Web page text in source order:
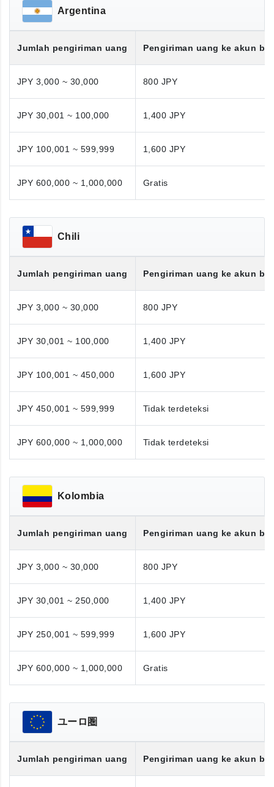
Argentina
Jumlah pengiriman uang Pengiriman uang ke akun
JPY 3,000 ~ 30,000 800 JPY
JPY 30,001 ~ 100,000 1,400 JPY
JPY 100,001 ~ 599,999 1,600 JPY
JPY 600,000 ~ 1,000,000 Gratis
Chili
Jumlah pengiriman uang Pengiriman uang ke akun
JPY 3,000 ~ 30,000 800 JPY
JPY 30,001 ~ 100,000 1,400 JPY
JPY 100,001 ~ 450,000 1,600 JPY
JPY 450,001 ~ 599,999 Tidak terdeteksi
JPY 600,000 ~ 1,000,000 Tidak terdeteksi
Kolombia
Jumlah pengiriman uang Pengiriman uang ke akun
JPY 3,000 ~ 30,000 800 JPY
JPY 30,001 ~ 250,000 1,400 JPY
JPY 250,001 ~ 599,999 1,600 JPY
JPY 600,000 ~ 1,000,000 Gratis
ユーロ圏
Jumlah pengiriman uang Pengiriman uang ke akun